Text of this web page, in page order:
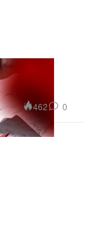
462 0